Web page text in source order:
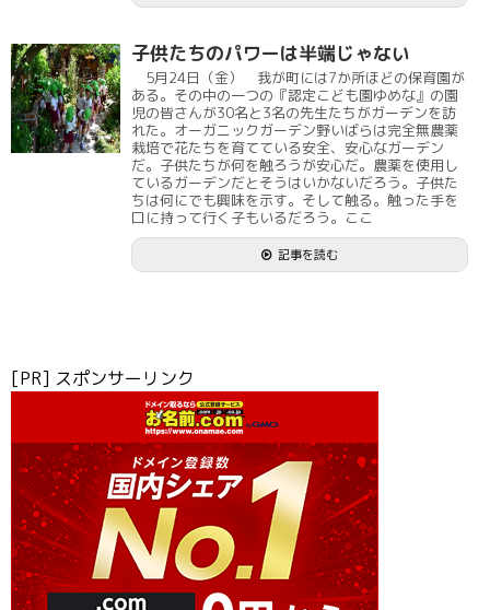
子供たちのパワーは半端じゃない
5月24日（金） 我が町には7か所ほどの保育園が
ある。その中の一つの『認定こども園ゆめな』の園
児の皆さんが30名と3名の先生たちがガーデンを訪
れた。オーガニックガーデン野いばらは完全無農薬
栽培で花たちを育てている安全、安心なガーデン
だ。子供たちが何を触ろうが安心だ。農薬を使用し
ているガーデンだとそうはいかないだろう。子供た
ちは何にでも興味を示す。そして触る。触った手を
口に持って行く子もいるだろう。ここ
記事を読む
[PR] スポンサーリンク